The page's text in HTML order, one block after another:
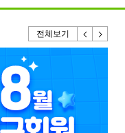
전체보기